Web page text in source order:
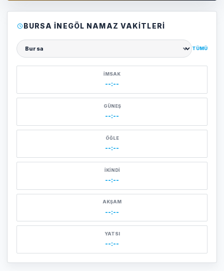
BURSA İNEGÖL NAMAZ VAKITLERI
Şehir seçin
TÜMÜ
İMSAK
--:--
GÜNEŞ
--:--
ÖĞLE
--:--
İKINDI
--:--
AKŞAM
--:--
YATSI
--:--